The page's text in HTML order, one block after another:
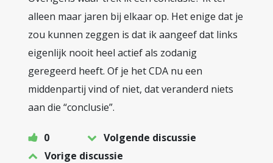
alleen maar jaren bij elkaar op. Het enige dat je
zou kunnen zeggen is dat ik aangeef dat links
eigenlijk nooit heel actief als zodanig
geregeerd heeft. Of je het CDA nu een
middenpartij vind of niet, dat veranderd niets
aan die “conclusie”.
0
Volgende discussie
Vorige discussie